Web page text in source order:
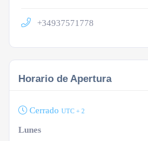
+34937571778
Horario de Apertura
Cerrado UTC + 2
Lunes